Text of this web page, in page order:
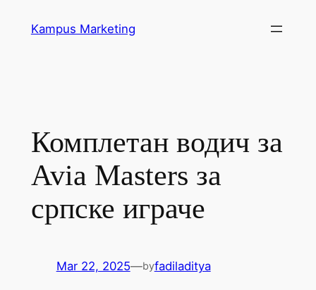
Kampus Marketing
Комплетан водич за
Avia Masters за
српске играче
Mar 22, 2025—byfadiladitya